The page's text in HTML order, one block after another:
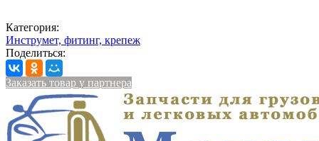
Категория:
Инструмет, фитинг, крепеж
Поделиться:
Заказать товар у партнера